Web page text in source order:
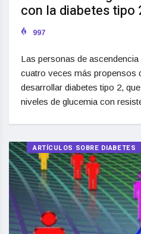
con la diabetes tipo
997
Las personas de
cuatro veces más propensos
desarrollar diabetes tipo 2,
niveles de glucemia con
ARTÍCULOS SOBRE DIABETES